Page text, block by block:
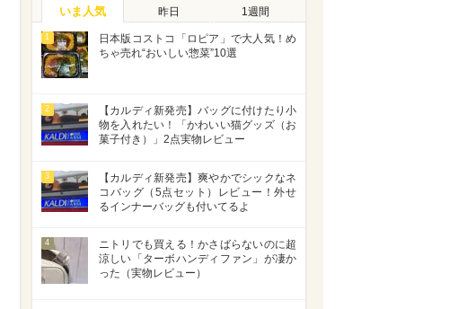
いま人気 昨日 1週間
1
日本版コストコ「ロピア」で大人気！め
ちゃ売れ“おいしい惣菜”10選
2
【カルディ新発売】バッグに付けたり小
物を入れたい！「かわいい猫グッズ（お
菓子付き）」2点実物レビュー
3
【カルディ新発売】爽やかでシックなネ
コバッグ（5点セット）レビュー！外せ
るインナーバッグも付いてるよ
4
ニトリでも買える！かさばらないのに超
涼しい「ターボハンディファン」が凄か
った（実物レビュー）